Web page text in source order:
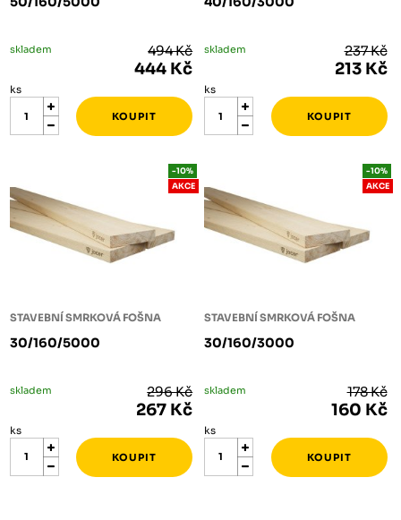
skladem 494 Kč
444 Kč
ks
skladem 237 Kč
213 Kč
ks
STAVEBNÍ SMRKOVÁ FOŠNA
30/160/5000
-10%
AKCE
skladem 296 Kč
267 Kč
ks
STAVEBNÍ SMRKOVÁ FOŠNA
30/160/3000
-10%
AKCE
skladem 178 Kč
160 Kč
ks